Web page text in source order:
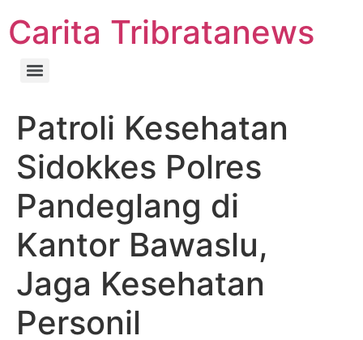
Carita Tribratanews
Patroli Kesehatan
Sidokkes Polres
Pandeglang di
Kantor Bawaslu,
Jaga Kesehatan
Personil